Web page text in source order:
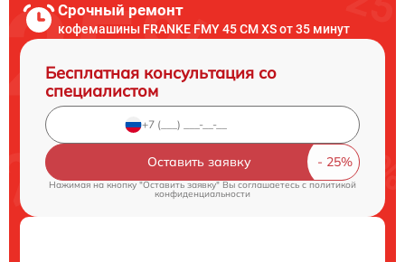
Срочный ремонт
кофемашины FRANKE FMY 45 CM XS от 35 минут
Бесплатная консультация со
специалистом
Оставить заявку
Нажимая на кнопку "Оставить заявку" Вы соглашаетесь cполитикой
конфиденциальности